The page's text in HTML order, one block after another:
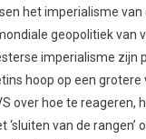
het imperialisme van
geopolitiek van
imperialisme zijn
hoop op een grotere
over hoe te reageren,
‘sluiten van de rangen’